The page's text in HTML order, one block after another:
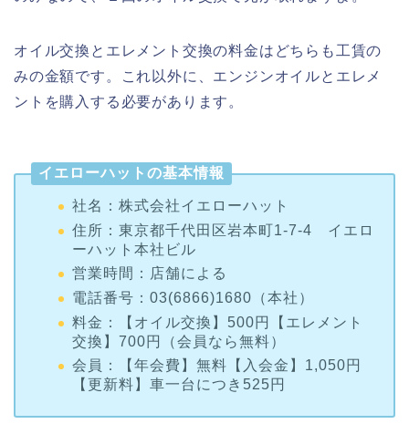
オイル交換とエレメント交換の料金はどちらも工賃の
みの金額です。これ以外に、エンジンオイルとエレメ
ントを購入する必要があります。
イエローハットの基本情報
社名：株式会社イエローハット
住所：東京都千代田区岩本町1-7-4 イエロ
ーハット本社ビル
営業時間：店舗による
電話番号：03(6866)1680（本社）
料金：【オイル交換】500円【エレメント
交換】700円（会員なら無料）
会員：【年会費】無料【入会金】1,050円
【更新料】車一台につき525円